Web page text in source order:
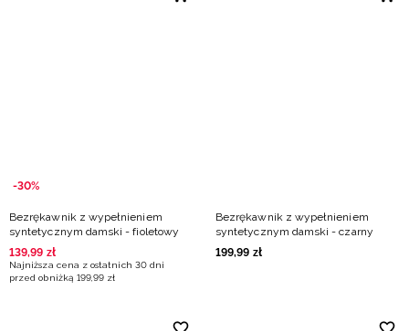
-30%
Bezrękawnik z wypełnieniem
syntetycznym damski - fioletowy
139,99 zł
Najniższa cena z ostatnich 30 dni
przed obniżką 199,99 zł
Bezrękawnik z wypełnieniem
syntetycznym damski - czarny
199,99 zł